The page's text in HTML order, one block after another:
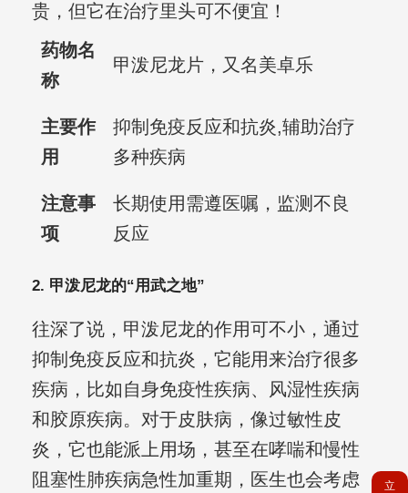
贵，但它在治疗里头可不便宜！
药物名
称
甲泼尼龙片，又名美卓乐
主要作
用
抑制免疫反应和抗炎,辅助治疗
多种疾病
注意事
项
长期使用需遵医嘱，监测不良
反应
2. 甲泼尼龙的“用武之地”
往深了说，甲泼尼龙的作用可不小，通过
抑制免疫反应和抗炎，它能用来治疗很多
疾病，比如自身免疫性疾病、风湿性疾病
和胶原疾病。对于皮肤病，像过敏性皮
炎，它也能派上用场，甚至在哮喘和慢性
阻塞性肺疾病急性加重期，医生也会考虑
立